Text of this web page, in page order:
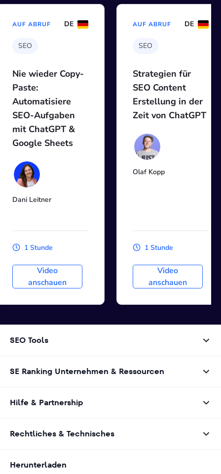
AUF ABRUF DE
SEO
Nie wieder Copy-
Paste:
Automatisiere
SEO-Aufgaben
mit ChatGPT &
Google Sheets
Dani Leitner
1 Stunde
Video
anschauen
AUF ABRUF DE
SEO
Strategien für
SEO Content
Erstellung in der
Zeit von ChatGPT
Olaf Kopp
1 Stunde
Video
anschauen
SEO Tools
SE Ranking Unternehmen & Ressourcen
Hilfe & Partnership
Rechtliches & Technisches
Herunterladen